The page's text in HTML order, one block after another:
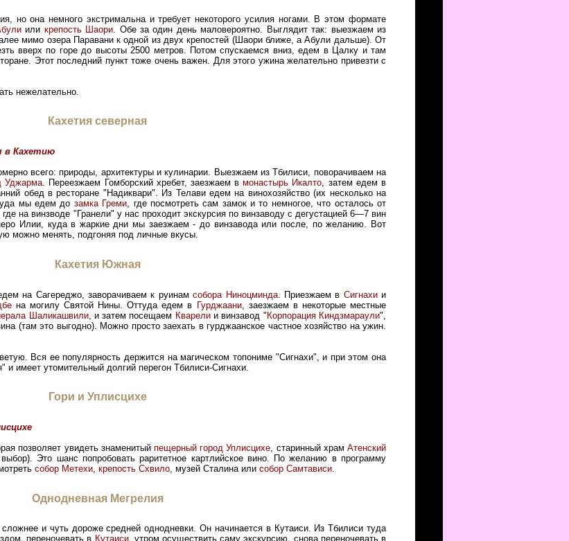
но она немного экстримальна и требует некоторого усилия ногами. В этом формате
или крепость Шаори . Обе за один день маловероятно. Выглядит так: выезжаем из
мимо озера Паравани к одной из двух крепостей (Шаори ближе, а Абули дальше). От
вверх по горе до высоты 2500 метров. Потом спускаемся вниз, едем в Цалку и там
Этот последний пункт тоже очень важен. Для этого ужина желательно привезти с
нежелательно.
Кахетия северная
в Кахетию
всего: природы, архитектуры и кулинарии. Выезжаем из Тбилиси, поворачиваем на
Уджарма. Переезжаем Гомборский хребет, заезжаем вмонастырь Икалто, затем едем в
обед в ресторане "Надиквари". Из Телави едем на винохозяйство (их несколько на
мы едем до замка Греми, где посмотреть сам замок и то немногое, что осталось от
где на винзводе "Гранели" у нас проходит экскурсия по винзаводу с дегустацией 6—7 вин
Илии, куда в жаркие дни мы заезжаем - до винзавода или после, по желанию. Вот
можно менять, подгоняя под личные вкусы.
Кахетия Южная
на Сагереджо, заворачиваем к руинамсобора Ниноцминда. Приезжаем в Сигнахии
на могилу Святой Нины. Оттуда едем в Гурджаани, заезжаем в некоторые местные
Шаликашвили, и затем посещаем Кварелии винзавод "Корпорация Киндзмараули",
(там это выгодно). Можно просто заехать в гурджаанское частное хозяйство на ужин.
Вся ее популярность держится на магическом топониме "Сигнахи", и при этом она
имеет утомительный долгий перегон Тбилиси-Сигнахи.
Гори и Уплисцихе
позволяет увидеть знаменитый пещерный город Уплисцихе , старинный храмАтенский
Это шанс попробовать раритетное картлийское вино. По желанию в программу
собор Метехи крепость Схвило , музей Сталина или собор Самтависи
Однодневная Мегрелия
и чуть дороже средней однодневки. Он начинается в Кутаиси. Из Тбилиси туда
переночевать в Кутаиси, утром осуществить саму экскурсию, снова переночевать в